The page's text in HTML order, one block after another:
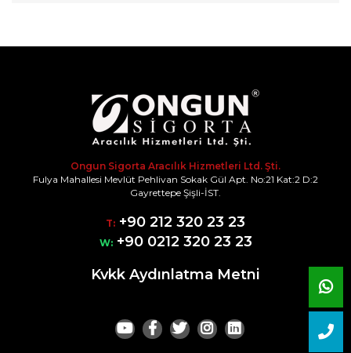
Ongun Sigorta Aracılık Hizmetleri Ltd. Şti.
Fulya Mahallesi Mevlüt Pehlivan Sokak Gül Apt. No:21 Kat:2 D:2
Gayrettepe Şişli-İST.
T: +90 212 320 23 23
W:+90 0212 320 23 23
Kvkk Aydınlatma Metni